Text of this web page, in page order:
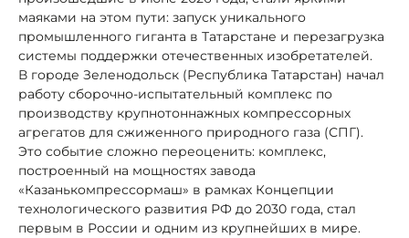
маяками на этом пути: запуск уникального
промышленного гиганта в Татарстане и перезагрузка
системы поддержки отечественных изобретателей.
В городе Зеленодольск (Республика Татарстан) начал
работу сборочно-испытательный комплекс по
производству крупнотоннажных компрессорных
агрегатов для сжиженного природного газа (СПГ).
Это событие сложно переоценить: комплекс,
построенный на мощностях завода
«Казанькомпрессормаш» в рамках Концепции
технологического развития РФ до 2030 года, стал
первым в России и одним из крупнейших в мире.